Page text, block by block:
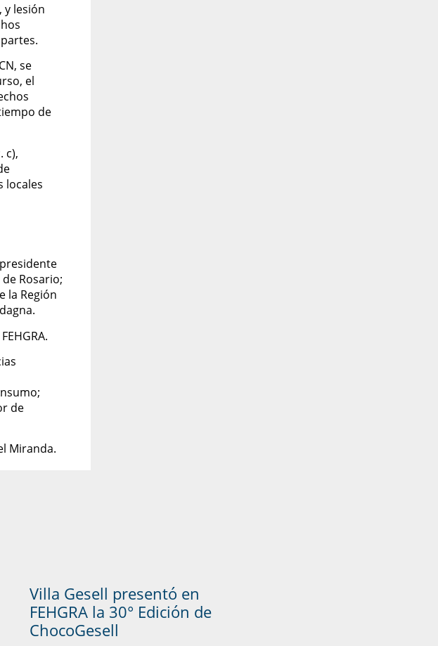
y lesión
se
el
de
c),
locales
Rosario;
la Región
de
Miranda.
Villa Gesell presentó en
FEHGRA la 30° Edición de
ChocoGesell